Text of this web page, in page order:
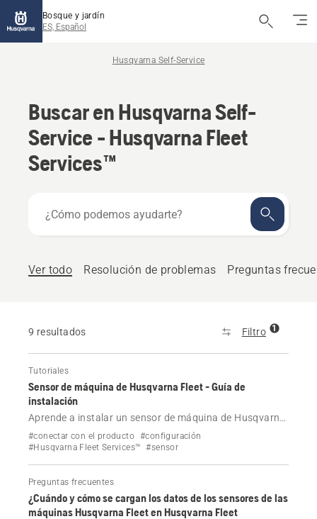
Bosque y jardín
ES, Español
Husqvarna Self-Service
Buscar en Husqvarna Self-
Service - Husqvarna Fleet
Services™
podemos
Ver todo Resolución de problemas Preguntas
9 resultados Filtro 1
Tutoriales
Sensor de máquina de Husqvarna Fleet - Guía de
instalación
Aprende a instalar un sensor de máquina de Husqvarna
Fleet paso a paso. Obtendrás información sobre el
montaje, el cableado, los indicadores LED de estado y la
#conectar con el producto #configuración
#Husqvarna Fleet Services™
#sensor
Preguntas frecuentes
¿Cuándo y cómo se cargan los datos de los sensores de las
máquinas Husqvarna Fleet en Husqvarna Fleet